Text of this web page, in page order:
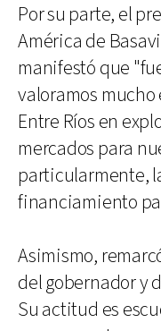
Por su parte, el
América de
manifestó que
valoramos
Entre Ríos en
mercados para
particularmente,
financiamiento
Asimismo,
del gobernador y
Su actitud es